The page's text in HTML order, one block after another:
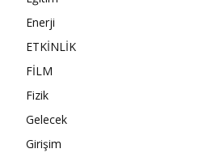
Enerji
ETKİNLİK
FİLM
Fizik
Gelecek
Girişim